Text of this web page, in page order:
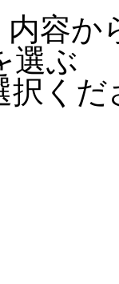
内容か
選ぶ
択くだ